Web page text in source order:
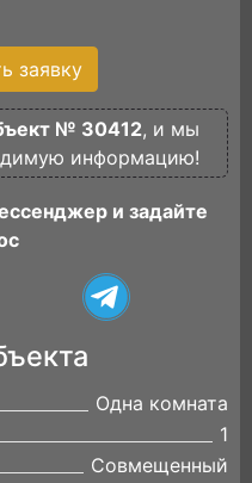
заявку
№ 30412, и мы
информацию!
и задайте
Одна комната
1
Совмещенный